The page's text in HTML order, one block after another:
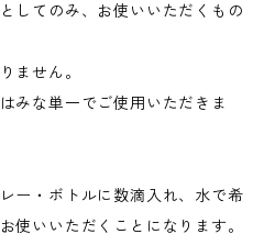
してのみ、お使いいただくもの
ません。
みな単一でご使用いただきま
ー・ボトルに数滴入れ、水で希
使いいただくことになります。